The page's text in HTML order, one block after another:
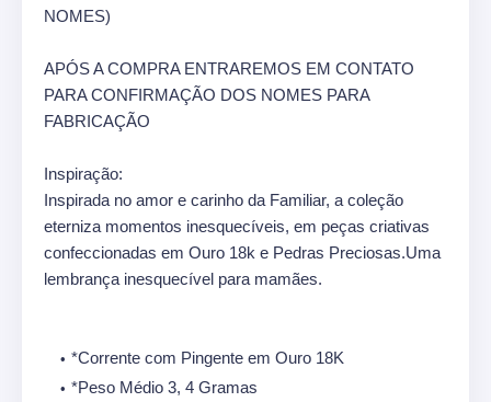
NOMES)
APÓS A COMPRA ENTRAREMOS EM CONTATO
PARA CONFIRMAÇÃO DOS NOMES PARA
FABRICAÇÃO
Inspiração:
Inspirada no amor e carinho da Familiar, a coleção
eterniza momentos inesquecíveis, em peças criativas
confeccionadas em Ouro 18k e Pedras Preciosas.Uma
lembrança inesquecível para mamães.
*Corrente com Pingente em Ouro 18K
*Peso Médio 3, 4 Gramas